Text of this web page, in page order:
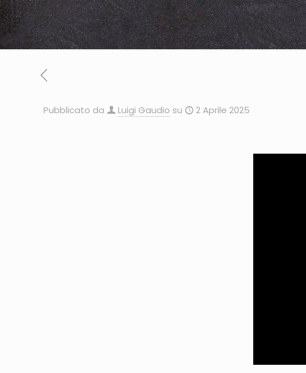
Pubblicato da Luigi Gaudio su 2 Aprile 2025